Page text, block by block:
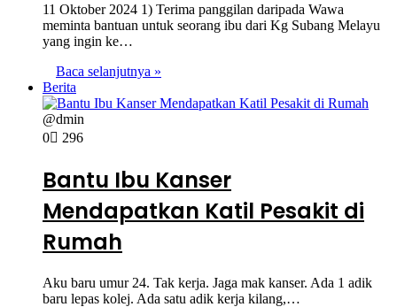
11 Oktober 2024 1) Terima panggilan daripada Wawa
meminta bantuan untuk seorang ibu dari Kg Subang Melayu
yang ingin ke…
Baca selanjutnya »
Berita
@dmin
0
296
Bantu Ibu Kanser
Mendapatkan Katil Pesakit di
Rumah
Aku baru umur 24. Tak kerja. Jaga mak kanser. Ada 1 adik
baru lepas kolej. Ada satu adik kerja kilang,…